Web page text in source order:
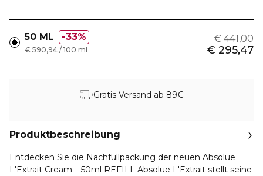
50 ML 33% € 441,00
€ 295,47
€ 590,94 / 100 ml
Gratis Versand ab 89€
Produktbeschreibung
Entdecken Sie die Nachfüllpackung der neuen Absolue
L'Extrait Cream – 50ml REFILL Absolue L'Extrait stellt seine